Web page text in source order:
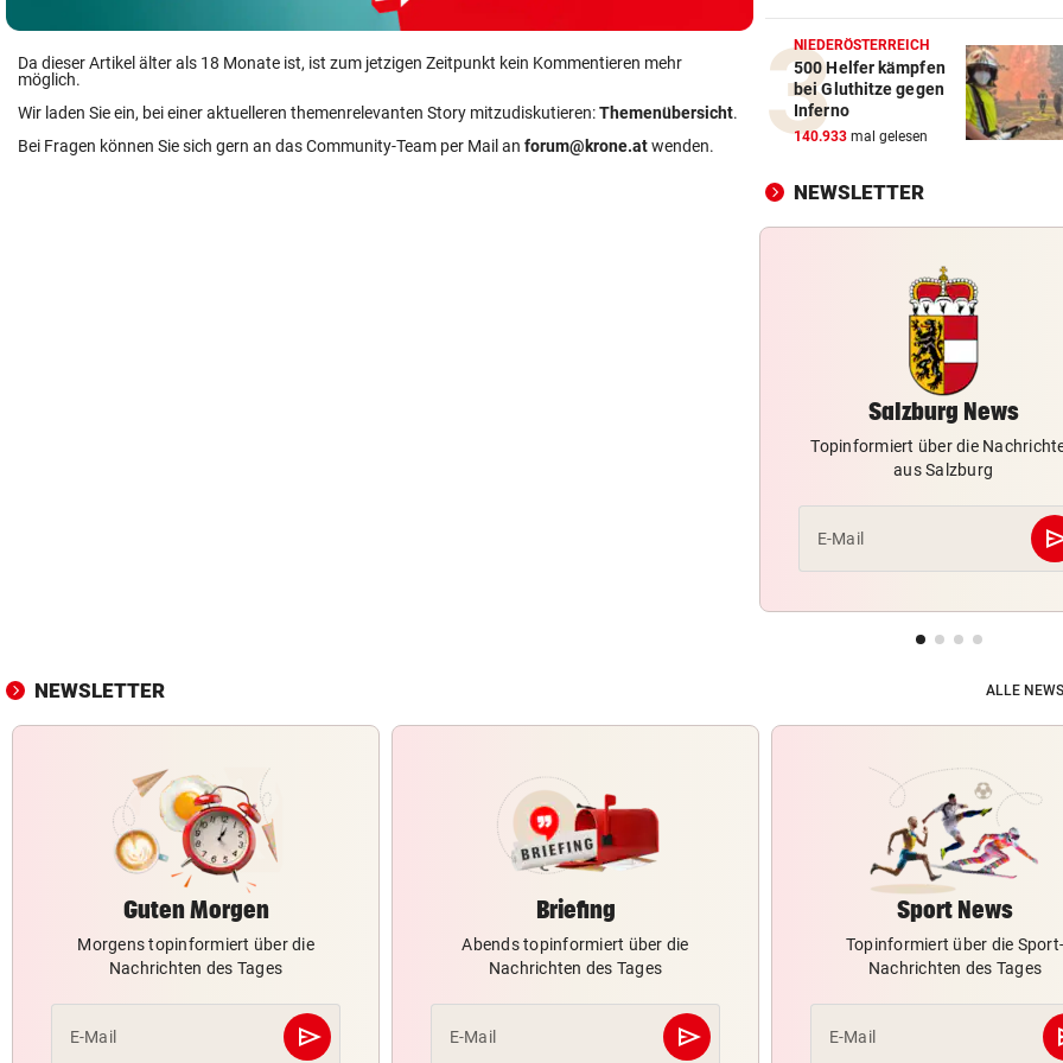
Da dieser Artikel älter als 18 Monate ist, ist zum jetzigen Zeitpunkt kein Kommentieren mehr
möglich.
Wir laden Sie ein, bei einer aktuelleren themenrelevanten Story mitzudiskutieren:Themenübersicht.
Bei Fragen können Sie sich gern an das Community-Team per Mail an forum@krone.atwenden.
Wo Sternschnuppen auf
Sonnenfinsternis treffen
„WERMUTSTROPFEN“ vor
Verletzter Salzburg-Kicker:
SCHWIMM-EM IN PARIS
Halbfinal-Aus für Luca Karl
K.o.-Sprintbewerb
BEI „COSÌ FAN TUTTE“
Premieren-Regen statt
den Festspielen
NIEDERÖSTERREICH
500 Helfer kämpfen
bei Gluthitze gegen
Inferno
140.933 mal gelesen
NEWSLETTER
Salzburg News
Topinformiert über die
aus Salzburg
E-Mail
NEWSLETTER ALLE
Guten Morgen
Morgens topinformiert über die
Nachrichten des Tages
E-Mail send
Abschicken
Briefing
Abends topinformiert über die
Nachrichten des Tages
E-Mail send
Abschicken
Sport News
Topinformiert über die Sport-
Nachrichten des Tages
E-Mail